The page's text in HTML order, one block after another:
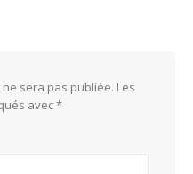
sera pas publiée. Les
avec*